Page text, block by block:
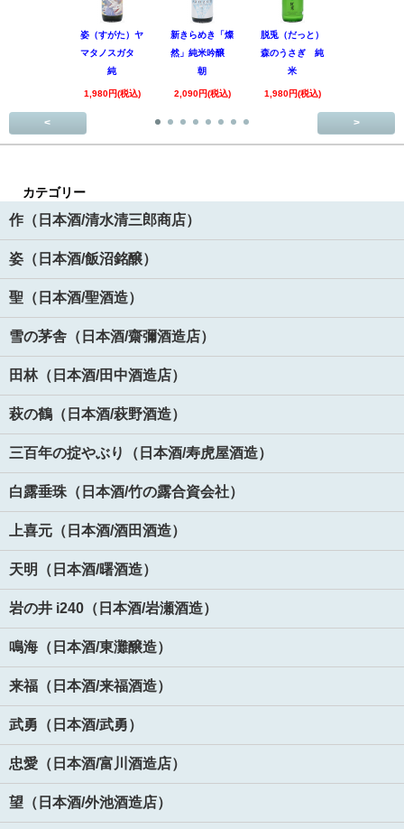
姿（すがた）ヤ
マタノスガタ
純
1,980円(税込)
新きらめき「燦
然」純米吟醸
朝
2,090円(税込)
脱兎（だっと）
森のうさぎ 純
米
1,980円(税込)
< >
カテゴリー
作（日本酒/清水清三郎商店）
姿（日本酒/飯沼銘醸）
聖（日本酒/聖酒造）
雪の茅舎（日本酒/齋彌酒造店）
田林（日本酒/田中酒造店）
萩の鶴（日本酒/萩野酒造）
三百年の掟やぶり（日本酒/寿虎屋酒造）
白露垂珠（日本酒/竹の露合資会社）
上喜元（日本酒/酒田酒造）
天明（日本酒/曙酒造）
岩の井 i240（日本酒/岩瀬酒造）
鳴海（日本酒/東灘醸造）
来福（日本酒/来福酒造）
武勇（日本酒/武勇）
忠愛（日本酒/富川酒造店）
望（日本酒/外池酒造店）